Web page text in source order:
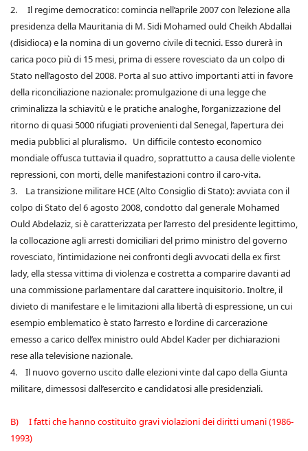
2. Il regime democratico: comincia nell’aprile 2007 con l’elezione alla
presidenza della Mauritania di M. Sidi Mohamed ould Cheikh Abdallai
(dìsidioca) e la nomina di un governo civile di tecnici. Esso durerà in
carica poco più di 15 mesi, prima di essere rovesciato da un colpo di
Stato nell’agosto del 2008. Porta al suo attivo importanti atti in favore
della riconciliazione nazionale: promulgazione di una legge che
criminalizza la schiavitù e le pratiche analoghe, l’organizzazione del
ritorno di quasi 5000 rifugiati provenienti dal Senegal, l’apertura dei
media pubblici al pluralismo. Un difficile contesto economico
mondiale offusca tuttavia il quadro, soprattutto a causa delle violente
repressioni, con morti, delle manifestazioni contro il caro-vita.
3. La transizione militare HCE (Alto Consiglio di Stato): avviata con il
colpo di Stato del 6 agosto 2008, condotto dal generale Mohamed
Ould Abdelaziz, si è caratterizzata per l’arresto del presidente legittimo,
la collocazione agli arresti domiciliari del primo ministro del governo
rovesciato, l’intimidazione nei confronti degli avvocati della ex first
lady, ella stessa vittima di violenza e costretta a comparire davanti ad
una commissione parlamentare dal carattere inquisitorio. Inoltre, il
divieto di manifestare e le limitazioni alla libertà di espressione, un cui
esempio emblematico è stato l’arresto e l’ordine di carcerazione
emesso a carico dell’ex ministro ould Abdel Kader per dichiarazioni
rese alla televisione nazionale.
4. Il nuovo governo uscito dalle elezioni vinte dal capo della Giunta
militare, dimessosi dall’esercito e candidatosi alle presidenziali.
B) I fatti che hanno costituito gravi violazioni dei diritti umani (1986-
1993)